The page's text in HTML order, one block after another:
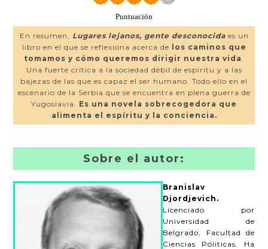
Puntuación
En resumen, Lugares lejanos, gente desconocidaes un
libro en el que se reflexiona acerca de los caminos que
tomamos y cómo queremos dirigir nuestra vida
Una fuerte crítica a la sociedad débil de espíritu y a las
bajezas de las que es capaz el ser humano. Todo ello en el
escenario de la Serbia que se encuentra en plena guerra de
Yugoslavia. Es una novela sobrecogedora que
alimenta el espíritu y la conciencia.
Sobre el autor:
Branislav
Djordjevich.
Licenciado por
Universidad de
Belgrado, Facultad de
Ciencias Póliticas. Ha